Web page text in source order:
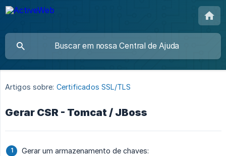
Artigos sobre: Certificados SSL/TLS
Gerar CSR - Tomcat / JBoss
Gerar um armazenamento de chaves: